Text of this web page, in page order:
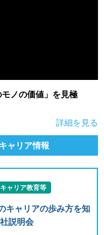
モノの価値」を見極
詳細を見る
ャリア情報
ャリア教育等
キャリアの歩み方を知
説明会